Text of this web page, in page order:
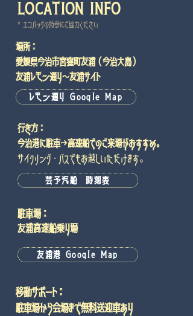
LOCATION INFO
* エコバッグの持参にご協力ください
場所：​
愛媛県今治市宮窪町友浦（今治大島）
友浦レモン通り〜友浦サイト
レモン通り Google Map
行き方：
今治港に駐車→高速船でのご来場がおすすめ。
サイクリング・バスでもお越しいただけます。
芸予汽船 時刻表
駐車場：
友浦高速船乗り場
友浦港 Google Map
移動サポート：
駐車場から会場まで無料送迎車あり